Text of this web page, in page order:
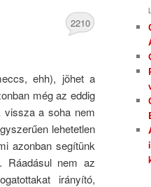
2210
ehh), jöhet a
még az eddig
vissza a soha nem
lehetetlen
azonban segítünk
Ráadásul nem az
irányító,